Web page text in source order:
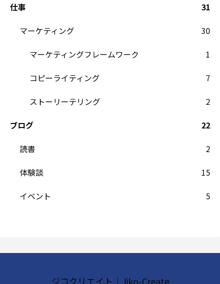
仕事
31
マーケティング
30
マーケティングフレームワーク
1
コピーライティング
7
ストーリーテリング
2
ブログ
22
読書
2
体験談
15
イベント
5
ジコクリエイト｜Jiko-Create